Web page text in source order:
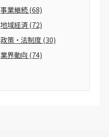
事業継続(68)
地域経済(72)
政策・法制度(30)
業界動向 (74)